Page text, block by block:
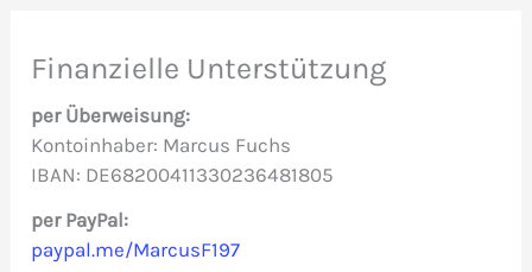
e
n
a
c
h
Finanzielle Unterstützung
per Überweisung:
Kontoinhaber: Marcus Fuchs
IBAN: DE68200411330236481805
per PayPal:
paypal.me/MarcusF197